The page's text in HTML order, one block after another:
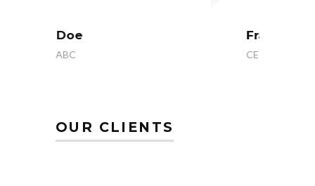
Frankie Kao
CEO of ThemeMove
OUR CLIENTS